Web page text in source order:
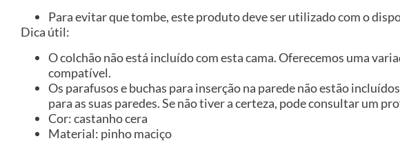
Para evitar que tombe, este produto deve ser utilizado com o
Dica útil:
O colchão não está incluído com esta cama. Oferecemos uma
compatível.
Os parafusos e buchas para inserção na parede não estão
para as suas paredes. Se não tiver a certeza, pode consultar um
Cor: castanho cera
Material: pinho maciço